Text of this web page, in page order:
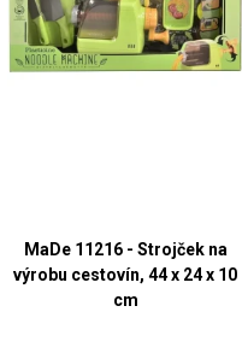
MaDe 11216 - Strojček na
výrobu cestovín, 44 x 24 x 10
cm